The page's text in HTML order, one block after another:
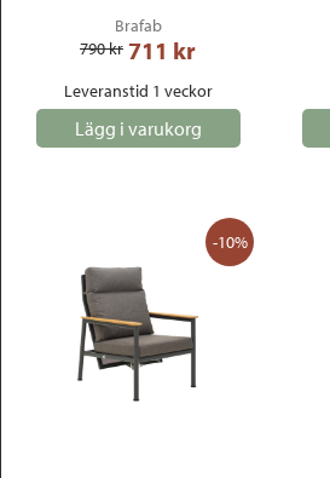
Brafab
790 kr 711 kr
Leveranstid 1 veckor
Lägg i varukorg
-10%